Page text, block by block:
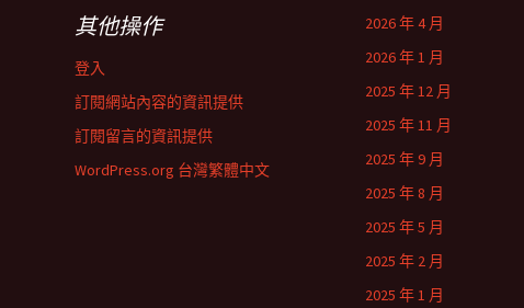
2026 年 4 月
2026 年 1 月
2025 年 12 月
2025 年 11 月
2025 年 9 月
2025 年 8 月
2025 年 5 月
2025 年 2 月
2025 年 1 月
其他操作
登入
訂閱網站內容的資訊提供
訂閱留言的資訊提供
WordPress.org 台灣繁體中文